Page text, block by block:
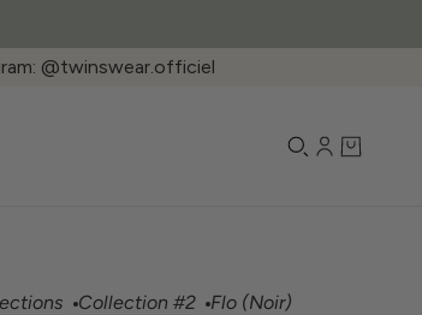
@twinswear.officiel
Collection #2 Flo (Noir)